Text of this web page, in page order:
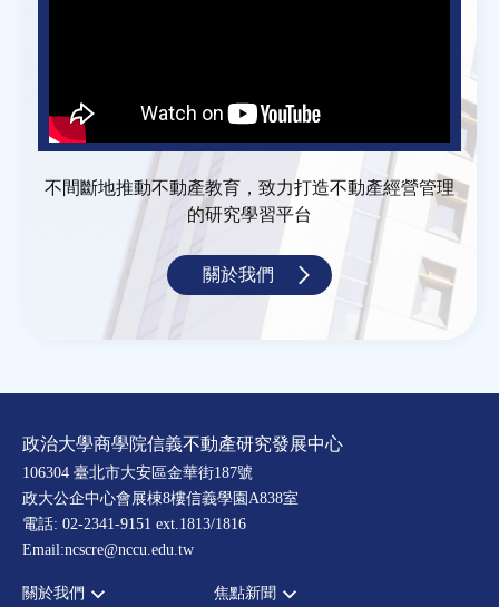
不間斷地推動不動產教育，致力打造不動產經營管理
的研究學習平台
關於我們
政治大學商學院信義不動產研究發展中心
106304 臺北市大安區金華街187號
政大公企中心會展棟8樓信義學園A838室
電話: 02-2341-9151 ext.1813/1816
Email:ncscre@nccu.edu.tw
關於我們 焦點新聞